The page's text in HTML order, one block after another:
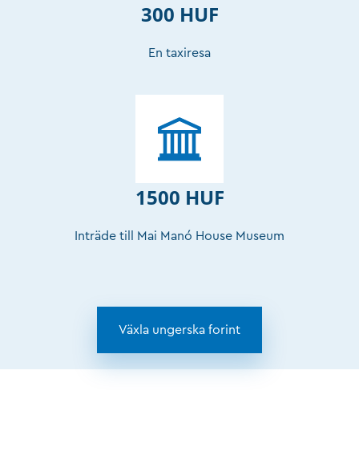
300 HUF
En taxiresa
1500 HUF
Inträde till Mai Manó House Museum
Växla ungerska forint